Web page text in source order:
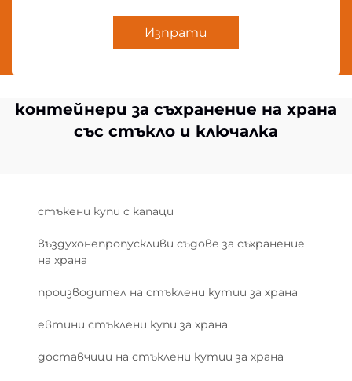
Изпрати
контейнери за съхранение на храна
със стъкло и ключалка
стъкени купи с капаци
въздухонепропускливи съдове за съхранение
на храна
производител на стъклени кутии за храна
евтини стъклени купи за храна
доставчици на стъклени кутии за храна